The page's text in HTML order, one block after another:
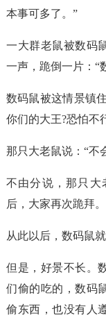
本事可多了。”
一大群老鼠被数码
一声，跪倒一片：“
数码鼠被这情景镇
你们的大王?恐怕不
那只大老鼠说：“不
不由分说，那只大
后，大家再次跪拜。
从此以后，数码鼠
但是，好景不长。
们偷的吃的，数码
偷东西，也没有人